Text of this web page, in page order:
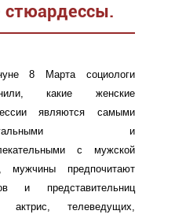
8 Марта социологи
какие женские
являются самыми
и
с мужской
мужчины предпочитают
и представительниц
телеведущих,